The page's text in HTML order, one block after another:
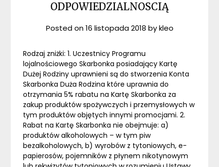
ODPOWIEDZIALNOSCIĄ
Posted on16 listopada 2018 bykleo
Rodzaj zniżki: 1. Uczestnicy Programu
lojalnościowego Skarbonka posiadający Kartę
Dużej Rodziny uprawnieni są do stworzenia Konta
Skarbonka Duża Rodzina które uprawnia do
otrzymania 5% rabatu na Kartę Skarbonka za
zakup produktów spożywczych i przemysłowych w
tym produktów objętych innymi promocjami. 2.
Rabat na Kartę Skarbonka nie obejmuje: a)
produktów alkoholowych – w tym piw
bezalkoholowych, b) wyrobów z tytoniowych, e-
papierosów, pojemników z płynem nikotynowym